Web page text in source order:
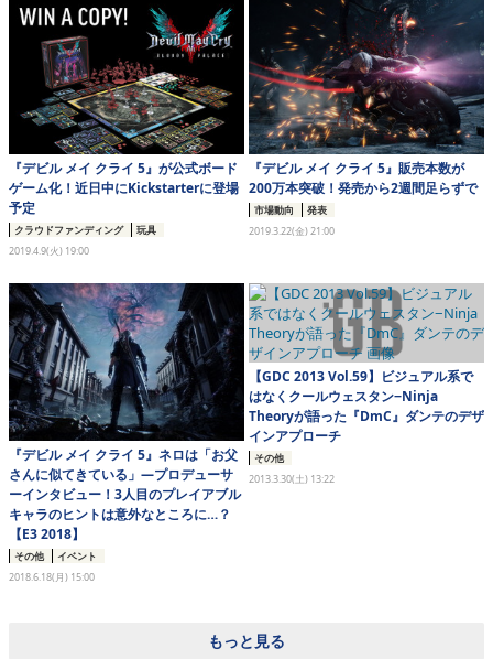
『デビル メイ クライ 5』が公式ボード
ゲーム化！近日中にKickstarterに登場
予定
クラウドファンディング
玩具
2019.4.9(火) 19:00
『デビル メイ クライ 5』販売本数が
200万本突破！発売から2週間足らずで
市場動向
発表
2019.3.22(金) 21:00
『デビル メイ クライ 5』ネロは「お父
さんに似てきている」―プロデューサ
ーインタビュー！3人目のプレイアブル
キャラのヒントは意外なところに…？
【E3 2018】
その他
イベント
2018.6.18(月) 15:00
【GDC 2013 Vol.59】ビジュアル系で
はなくクールウェスタン−Ninja
Theoryが語った『DmC』ダンテのデザ
インアプローチ
その他
2013.3.30(土) 13:22
もっと見る